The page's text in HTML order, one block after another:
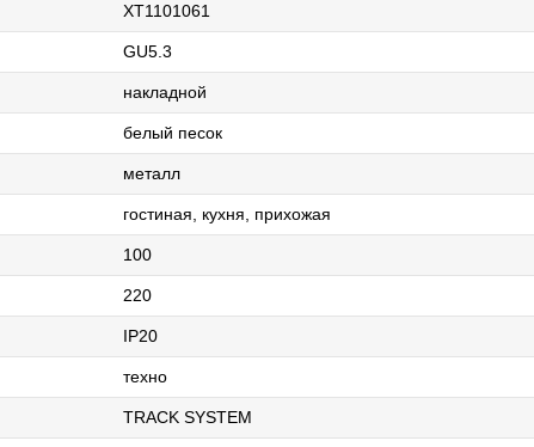
XT1101061
GU5.3
накладной
белый песок
металл
гостиная, кухня, прихожая
100
220
IP20
техно
TRACK SYSTEM